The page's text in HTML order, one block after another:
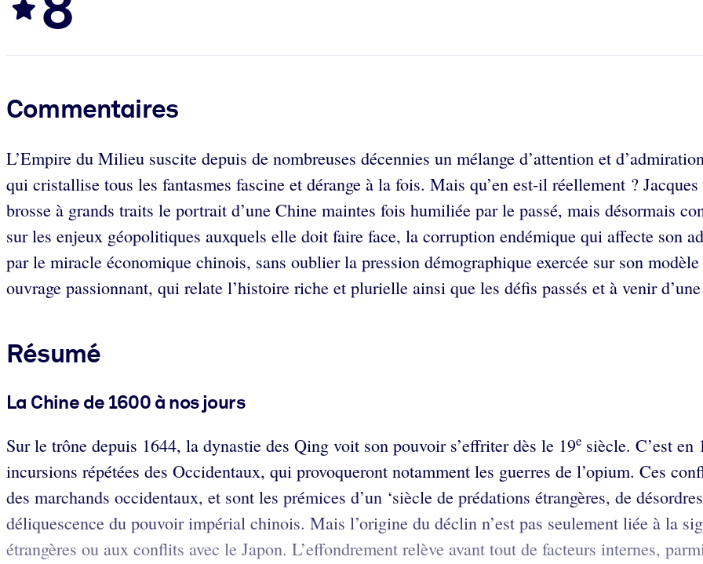
Commentaires
L’Empire du Milieu suscite depuis de nombreuses décennies un mélange d’attention et
qui cristallise tous les fantasmes fascine et dérange à la fois. Mais qu’en est-il réellement ?
brosse à grands traits le portrait d’une Chine maintes fois humiliée par le passé, mais désormais
sur les enjeux géopolitiques auxquels elle doit faire face, la corruption endémique qui affecte son
par le miracle économique chinois, sans oublier la pression démographique exercée sur son
ouvrage passionnant, qui relate l’histoire riche et plurielle ainsi que les défis passés et à venir d’une
Résumé
La Chine de 1600 à nos jours
Sur le trône depuis 1644, la dynastie des Qing voit son pouvoir s’effriter dès le 19e siècle. C’est
incursions répétées des Occidentaux, qui provoqueront notamment les guerres de l’opium. Ces
des marchands occidentaux, et sont les prémices d’un ‘siècle de prédations étrangères, de
déliquescence du pouvoir impérial chinois. Mais l’origine du déclin n’est pas seulement liée à la
étrangères ou aux conflits avec le Japon. L’effondrement relève avant tout de facteurs internes,